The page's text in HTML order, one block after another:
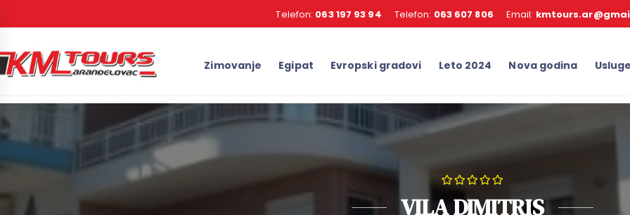
Telefon: 063 197 93 94 Telefon: 063 607 806 Email:
Zimovanje Egipat Evropski gradovi Leto 2024 Nova godina
VILA DIMITRIS